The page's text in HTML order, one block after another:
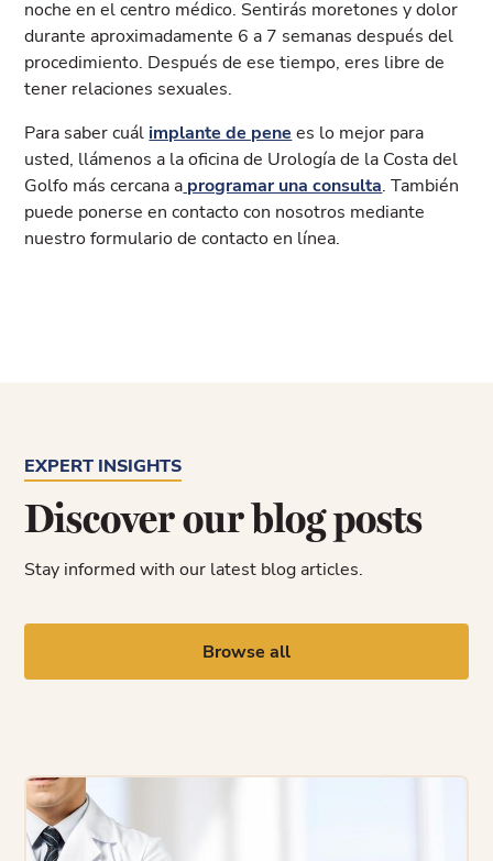
noche en el centro médico. Sentirás moretones y dolor
durante aproximadamente 6 a 7 semanas después del
procedimiento. Después de ese tiempo, eres libre de
tener relaciones sexuales.
Para saber cuál implante de pene es lo mejor para
usted, llámenos a la oficina de Urología de la Costa del
Golfo más cercana a programar una consulta. También
puede ponerse en contacto con nosotros mediante
nuestro formulario de contacto en línea.
EXPERT INSIGHTS
Discover our blog posts
Stay informed with our latest blog articles.
Browse all